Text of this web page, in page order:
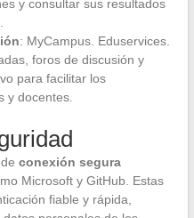
y consultar sus resultados
: MyCampus. Eduservices.
foros de discusión y
para facilitar los
y docentes.
conexión segura
Microsoft y GitHub. Estas
fiable y rápida,